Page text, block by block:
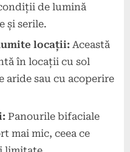
de lumină
și serile.
locații: Această
în locații cu sol
aride sau cu acoperire
Panourile bifaciale
mai mic, ceea ce